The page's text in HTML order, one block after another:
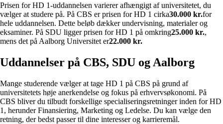
Prisen for HD 1-uddannelsen varierer afhængigt af universitetet, du
vælger at studere på. På CBS er prisen for HD 1 cirka30.000 kr.for
hele uddannelsen. Dette beløb dækker undervisning, materialer og
eksaminer. På SDU ligger prisen for HD 1 på omkring25.000 kr.,
mens det på Aalborg Universitet er22.000 kr.
Uddannelser på CBS, SDU og Aalborg
Mange studerende vælger at tage HD 1 på CBS på grund af
universitetets høje anerkendelse og fokus på erhvervsøkonomi. På
CBS bliver du tilbudt forskellige specialiseringsretninger inden for HD
1, herunder Finansiering, Marketing og Ledelse. Du kan vælge den
retning, der bedst passer til dine interesser og karrieremål.